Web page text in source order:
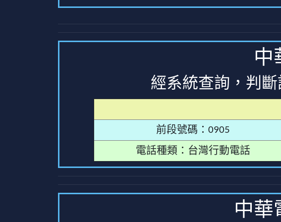
中
經系統查詢，判
前段號碼：0905
電話種類：台灣行動電話
中華